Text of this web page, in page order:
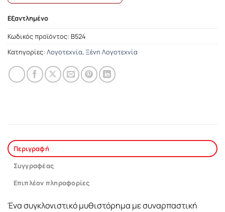
Εξαντλημένο
Κωδικός προϊόντος: Β524
Κατηγορίες: Λογοτεχνία, Ξένη Λογοτεχνία
Περιγραφή
Συγγραφέας
Επιπλέον πληροφορίες
Ένα συγκλονιστικό μυθιστόρημα με συναρπαστική